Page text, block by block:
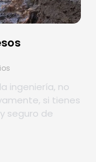
ingeniería, no
si tienes
seguro de